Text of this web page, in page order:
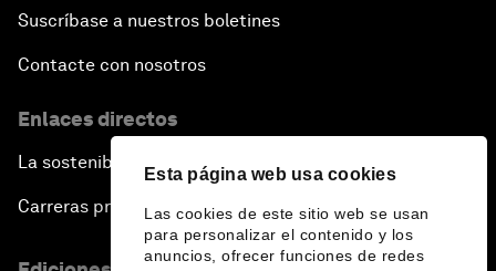
Esta página web usa cookies
Las cookies de este sitio web se usan
para personalizar el contenido y los
anuncios, ofrecer funciones de redes
Suscríbase a nuestros boletines
Contacte con nosotros
Enlaces directos
La sostenibilidad en el Foro
Carreras profesionales